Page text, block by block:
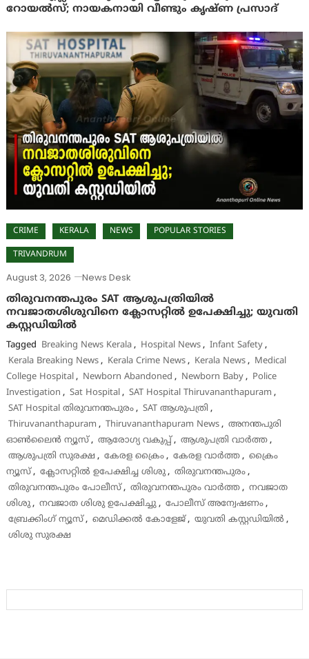
റോയൽസ്; നായകനായി വീണ്ടും കൃഷ്ണ പ്രസാദ്
CRIME KERALA NEWS POPULAR STORIES
TRIVANDRUM
August 3, 2026
News Desk
തിരുവനന്തപുരം SAT ആശുപത്രിയിൽ
നവജാതശിശുവിനെ ക്ലോസറ്റിൽ ഉപേക്ഷിച്ചു; യുവതി
കസ്റ്റഡിയിൽ
Tagged Breaking News Kerala, Hospital News, Infant Safety,
Kerala Breaking News, Kerala Crime News, Kerala News, Medical
College Hospital, Newborn Abandoned , Newborn Baby, Police
Investigation , Sat Hospital, SAT Hospital Thiruvananthapuram ,
SAT Hospital തിരുവനന്തപുരം, SAT ആശുപത്രി ,
Thiruvananthapuram , Thiruvananthapuram News, അനന്തപുരി
ഓൺലൈൻ ന്യൂസ്, ആരോഗ്യ വകുപ്പ്, ആശുപത്രി വാർത്ത,
ആശുപത്രി സുരക്ഷ , കേരള ക്രൈം, കേരള വാർത്ത, ക്രൈം
ന്യൂസ്, ക്ലോസറ്റിൽ ഉപേക്ഷിച്ച ശിശു, തിരുവനന്തപുരം,
തിരുവനന്തപുരം പോലീസ്, തിരുവനന്തപുരം വാർത്ത, നവജാത
ശിശു, നവജാത ശിശു ഉപേക്ഷിച്ചു, പോലീസ് അന്വേഷണം,
ബ്രേക്കിംഗ് ന്യൂസ്, മെഡിക്കൽ കോളേജ്, യുവതി കസ്റ്റഡിയിൽ ,
ശിശു സുരക്ഷ